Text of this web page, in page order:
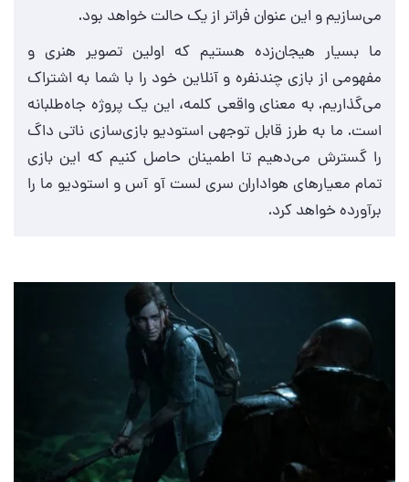
می‌سازیم و این عنوان فراتر از یک حالت خواهد بود.
ما بسیار هیجان‌زده هستیم که اولین تصویر هنری و
مفهومی از بازی چندنفره و آنلاین خود را با شما به اشتراک
می‌گذاریم. به معنای واقعی کلمه، این یک پروژه جاه‌طلبانه
است. ما به طرز قابل توجهی استودیو بازی‌سازی ناتی داگ
را گسترش می‌دهیم تا اطمینان حاصل کنیم که این بازی
تمام معیارهای هواداران سری لست آو آس و استودیو ما را
برآورده خواهد کرد.